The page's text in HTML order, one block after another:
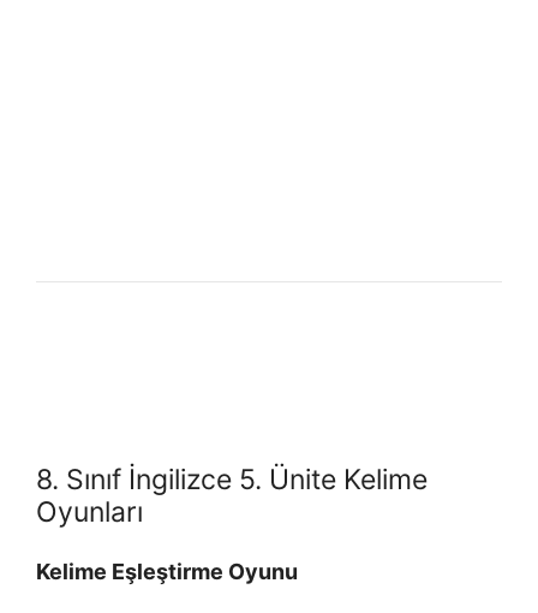
8. Sınıf İngilizce 5. Ünite Kelime
Oyunları
Kelime Eşleştirme Oyunu